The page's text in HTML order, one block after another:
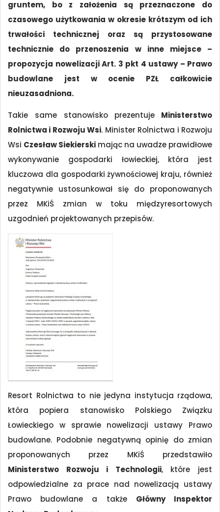
gruntem, bo z założenia są przeznaczone do
czasowego użytkowania w okresie krótszym od ich
trwałości technicznej oraz są przystosowane
technicznie do przenoszenia w inne miejsce –
propozycja nowelizacji Art. 3 pkt 4 ustawy – Prawo
budowlane jest w ocenie PZŁ całkowicie
nieuzasadniona.
Takie same stanowisko prezentuje Ministerstwo
Rolnictwa i Rozwoju Wsi. Minister Rolnictwa i Rozwoju
Wsi Czesław Siekierski mając na uwadze prawidłowe
wykonywanie gospodarki łowieckiej, która jest
kluczowa dla gospodarki żywnościowej kraju, również
negatywnie ustosunkował się do proponowanych
przez MKiŚ zmian w toku międzyresortowych
uzgodnień projektowanych przepisów.
Resort Rolnictwa to nie jedyna instytucja rządowa,
która popiera stanowisko Polskiego Związku
Łowieckiego w sprawie nowelizacji ustawy Prawo
budowlane. Podobnie negatywną opinię do zmian
proponowanych przez MKiŚ przedstawiło
Ministerstwo Rozwoju i Technologii, które jest
odpowiedzialne za prace nad nowelizacją ustawy
Prawo budowlane a także Główny Inspektor